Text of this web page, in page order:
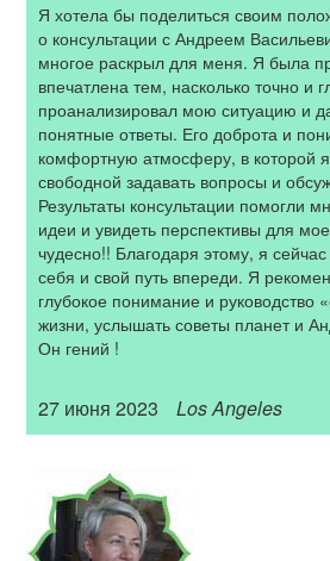
Я хотела бы поделиться своим
о консультации с Андреем
многое раскрыл для меня. Я была
впечатлена тем, насколько точно и
проанализировал мою ситуацию и
понятные ответы. Его доброта и
комфортную атмосферу, в которой я
свободной задавать вопросы и
Результаты консультации помогли
идеи и увидеть перспективы для
чудесно!! Благодаря этому, я
себя и свой путь впереди. Я
глубокое понимание и руководство
жизни, услышать советы планет и
Он гений !
27 июня 2023 Los Angeles